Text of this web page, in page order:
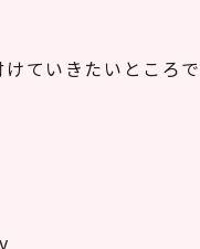
ていきたいところで